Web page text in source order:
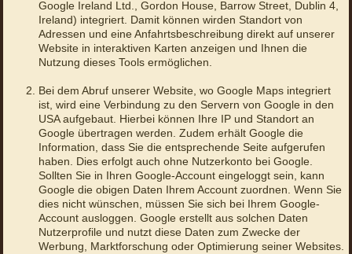
Google Ireland Ltd., Gordon House, Barrow Street, Dublin 4,
Ireland) integriert. Damit können wirden Standort von
Adressen und eine Anfahrtsbeschreibung direkt auf unserer
Website in interaktiven Karten anzeigen und Ihnen die
Nutzung dieses Tools ermöglichen.
Bei dem Abruf unserer Website, wo Google Maps integriert
ist, wird eine Verbindung zu den Servern von Google in den
USA aufgebaut. Hierbei können Ihre IP und Standort an
Google übertragen werden. Zudem erhält Google die
Information, dass Sie die entsprechende Seite aufgerufen
haben. Dies erfolgt auch ohne Nutzerkonto bei Google.
Sollten Sie in Ihren Google-Account eingeloggt sein, kann
Google die obigen Daten Ihrem Account zuordnen. Wenn Sie
dies nicht wünschen, müssen Sie sich bei Ihrem Google-
Account ausloggen. Google erstellt aus solchen Daten
Nutzerprofile und nutzt diese Daten zum Zwecke der
Werbung, Marktforschung oder Optimierung seiner Websites.